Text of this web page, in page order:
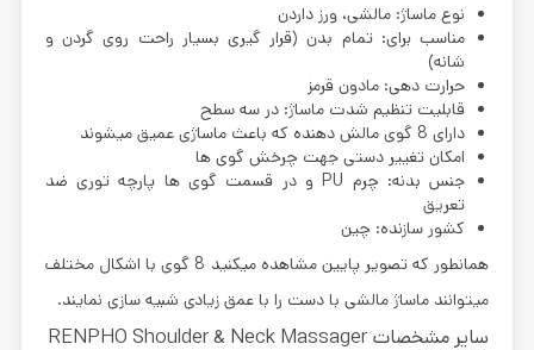
نوع ماساژ: مالشی، ورز داردن
مناسب برای: تمام بدن (قرار گیری بسیار راحت روی گردن و
شانه)
حرارت دهی: مادون قرمز
قابلیت تنظیم شدت ماساژ: در سه سطح
دارای 8 گوی مالش دهنده که باعث ماساژی عمیق میشوند
امکان تغییر دستی جهت چرخش گوی ها
جنس بدنه: چرم PU و در قسمت گوی ها پارچه توری ضد
تعریق
کشور سازنده: چین
همانطور که تصویر پایین مشاهده میکنید 8 گوی با اشکال مختلف
میتوانند ماساژ مالشی با دست را با عمق زیادی شبیه سازی نمایند.
سایر مشخصات RENPHO Shoulder & Neck Massager